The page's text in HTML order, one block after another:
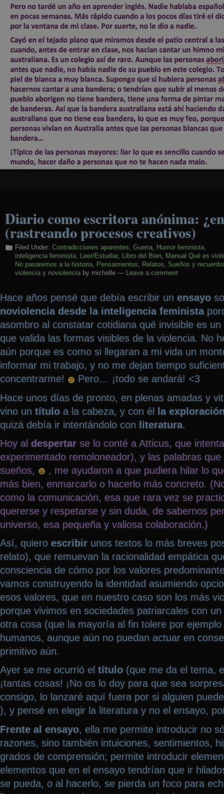
Diario como escritora anónima:
(rastreando procesos creativos)
Filed Under: Contradicciones aparentes Guerra Humor feminista
inteligencia feminista
Leer/Estudiar, Libro del Bien
Manual Qué es
No pasaremos a la historia
Pensamientos Relatos
Sueños y
violencia y noviolencia by michelle — Leave a comment
Hace años pensé que debía escribir un ensayo
noviolencia desde la inteligencia feminista
asombro al constatar cotidiana qué invisible es
que valida las formas visibles de la violencia. No
aún porque es como si llegaran a mi vida un
informar mi trabajo, y no me dejan tiempo
concentrarme!
Pero… ¡todo se andará! <3
Hace unos días de pronto, en plenas amadas y
vino un título a la cabeza, y con él
la
quizá debía ir intentándolo con
literatura.
Hoy al despertar se lo conté a Atticus, que
experimentado remoloneador), y las palabras
sueños,
, me ayudaron a que pudiera hilar lo
más bien, enmarcarlo o hacerlo más concreto.
como la comunicación, esa que rara vez se
quererse y respetarse y sin duda, de sabernos
universo, esa pequeña y valiosa colaboración.)
Así, quiero escribir unos textos lo más breves
relato), que remuevan la racionalidad empática
consciencia de cómo por los valores
vamos construyendo la identidad asumiendo
esos valores, que en nuestro caso son los más
porque vivimos en sociedades patriarcales con
otra cosa (que la mayoría al fin tolere por
humanos, aunque aún no puedan actuar en
primitivo aún.
Ayer se me ocurrió el título (que me da el tema,
¡tantas cosas! ¡No os lo doy para que sea
consigo, lo lanzaré aquí fuera por si alguien
), y pensé en elegir la literatura y no el ensayo,
Frente al ensayo, ella me permite introducir no
razones, sino también intuiciones, sentimientos,
grados de comprensión; permite introducir
elementos que en el ensayo tendrían que ir
se pueda, o al hacerlo, se pierda un foco para